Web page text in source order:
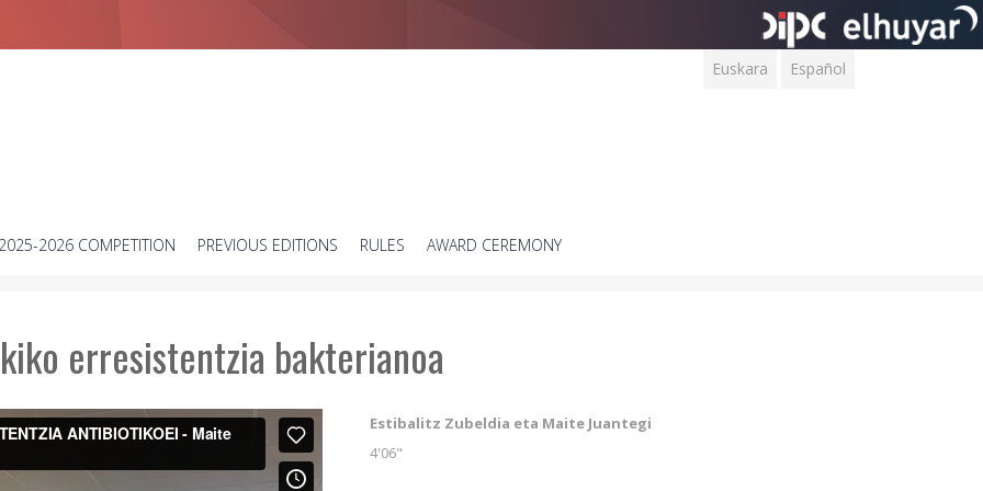
Euskara Español
2025-2026 COMPETITION PREVIOUS EDITIONS RULES AWARD CEREMONY
erresistentzia bakterianoa
Estibalitz Zubeldia eta Maite Juantegi
4'06"